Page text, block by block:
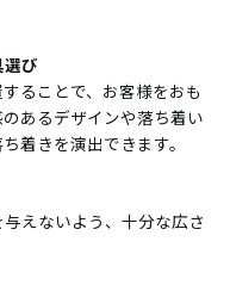
び
ることで、お客様をおも
あるデザインや落ち着い
着きを演出できます。
えないよう、十分な広さ